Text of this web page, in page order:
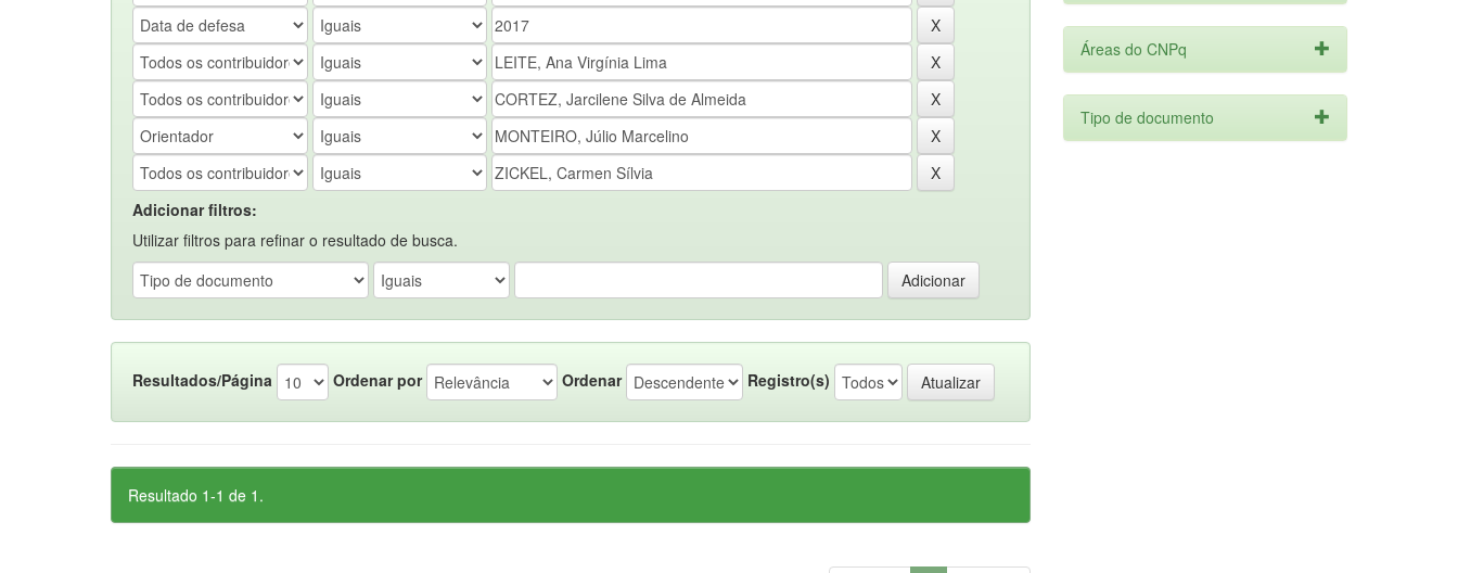
Adicionar filtros:
Utilizar filtros para refinar o resultado de busca.
Resultados/Página Ordenar por Ordenar Registro(s)
Resultado 1-1 de 1.
Áreas do CNPq
Tipo de documento